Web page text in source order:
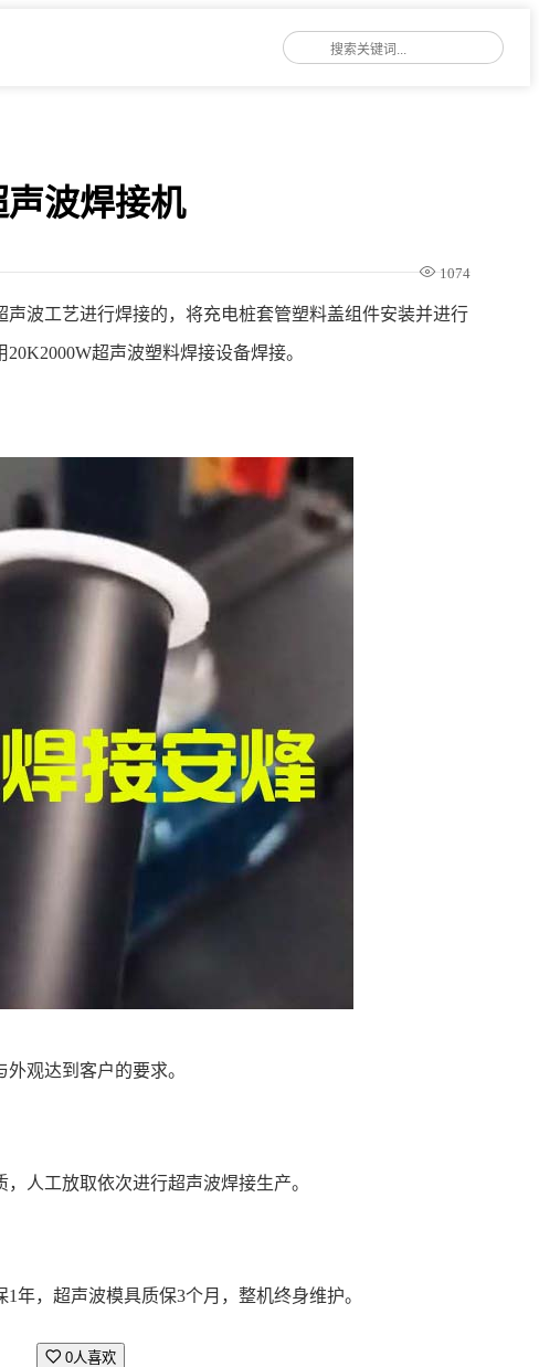
波焊接机
1074
声波工艺进行焊接的，将充电桩套管塑料盖组件安装并进行
超声波塑料焊接设备焊接。
观达到客户的要求。
人工放取依次进行超声波焊接生产。
1年，超声波模具质保3个月，整机终身维护。
0人喜欢